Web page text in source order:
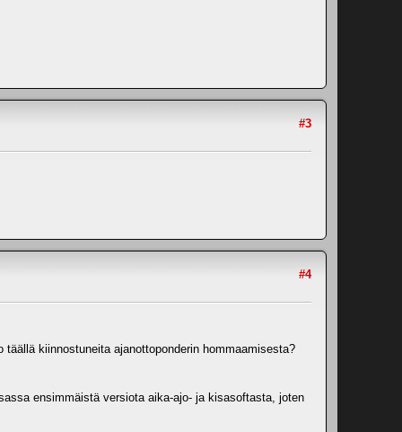
#3
#4
kiinnostuneita ajanottoponderin hommaamisesta?
ensimmäistä versiota aika-ajo- ja kisasoftasta, joten